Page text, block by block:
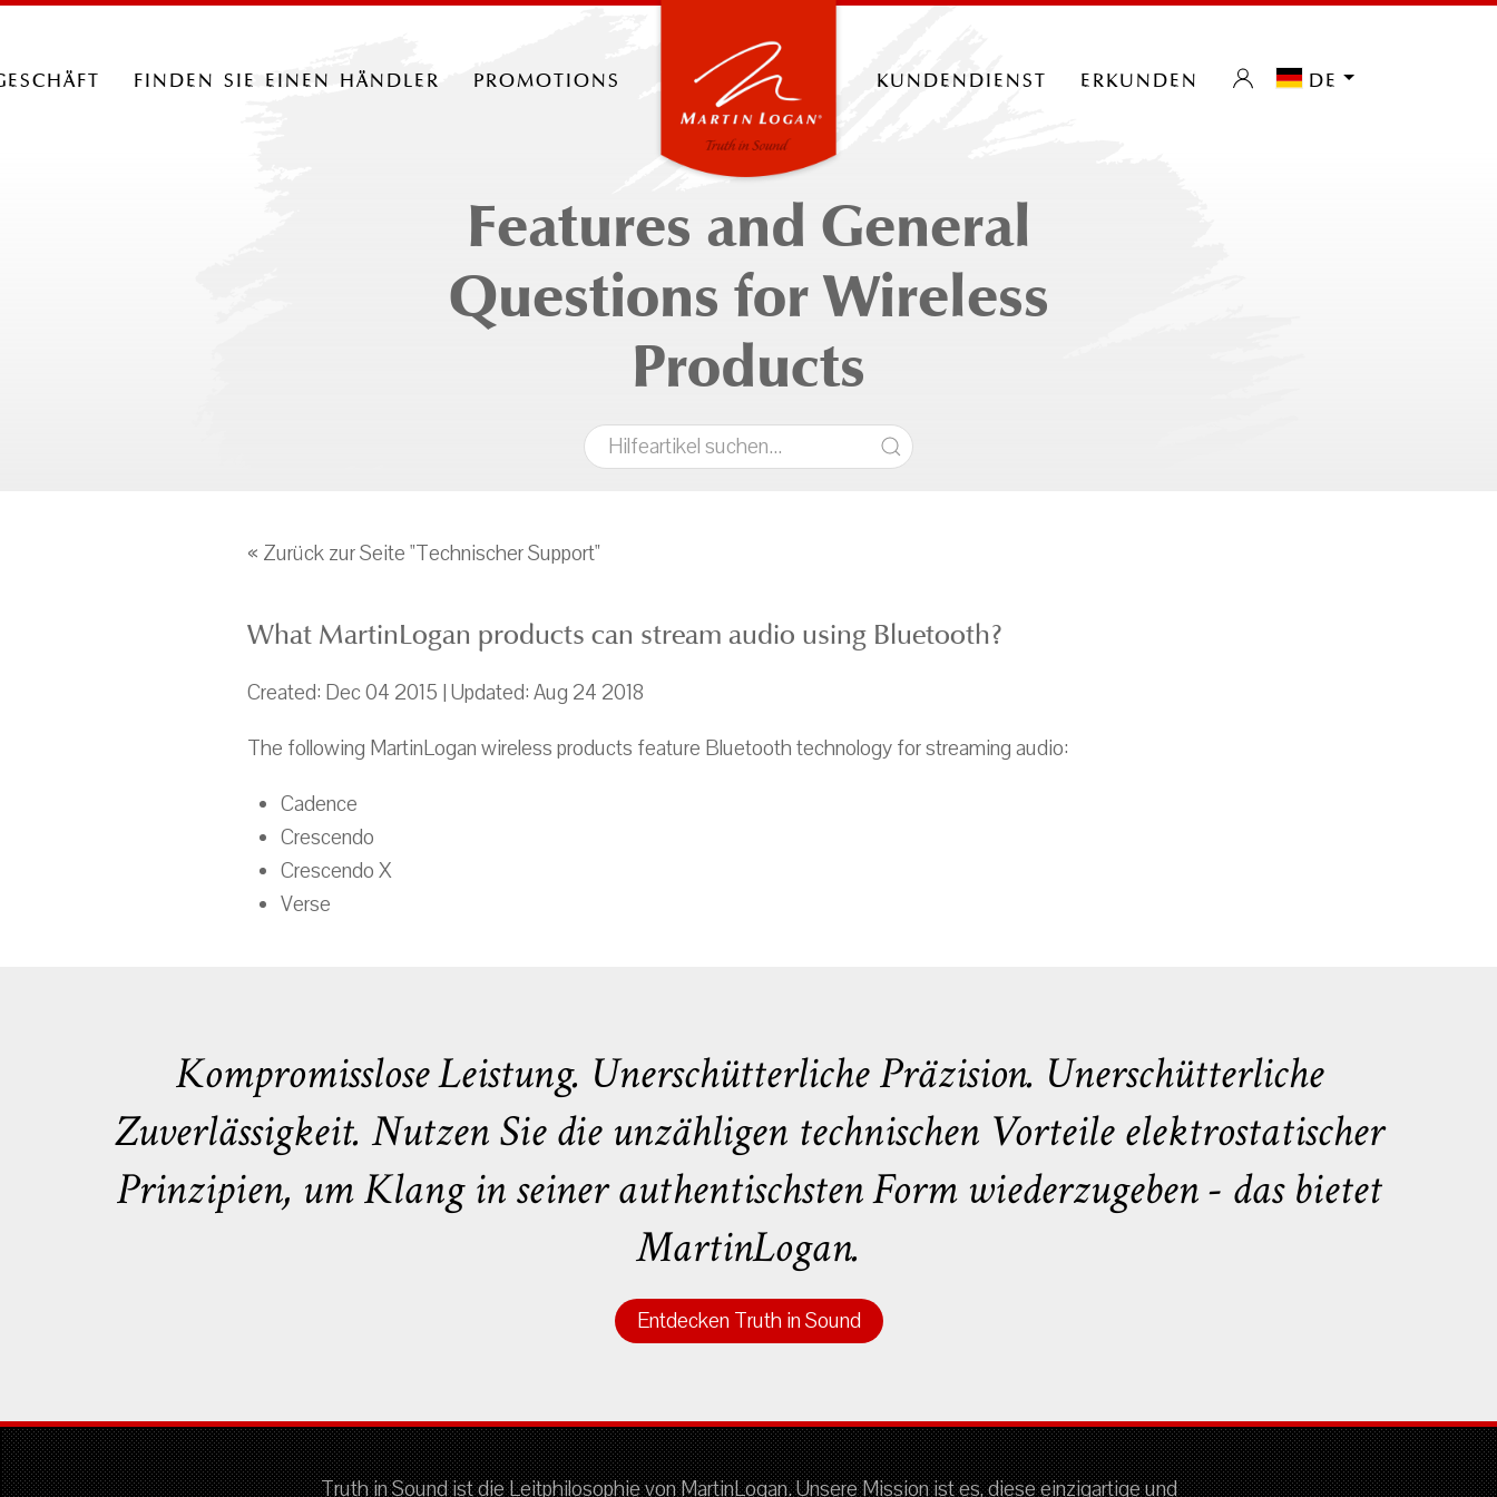
finden sie einen händler promotions kundendienst erkunden de
Features and General
Questions for Wireless
Products
« Zurück zur Seite "Technischer Support"
What MartinLogan products can stream audio using Bluetooth?
Created: Dec 04 2015 | Updated: Aug 24 2018
The following MartinLogan wireless products feature Bluetooth technology for streaming audio:
Cadence
Crescendo
Crescendo X
Verse
Kompromisslose Leistung. Unerschütterliche Präzision. Unerschütterliche
Zuverlässigkeit. Nutzen Sie die unzähligen technischen Vorteile elektrostatischer
Prinzipien, um Klang in seiner authentischsten Form wiederzugeben - das bietet
MartinLogan.
Entdecken Truth in Sound
Truth in Sound ist die Leitphilosophie von MartinLogan. Unsere Mission ist es, diese einzigartige und